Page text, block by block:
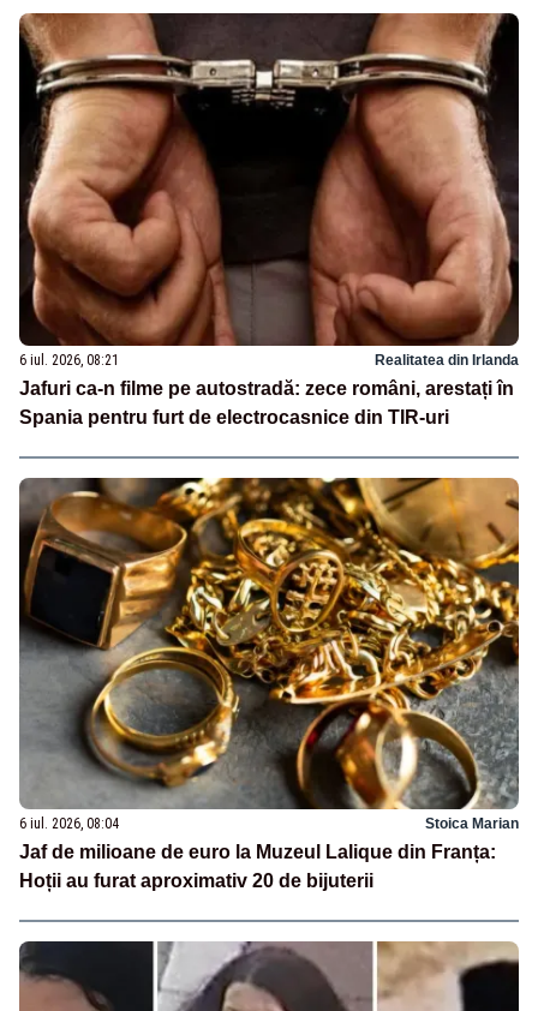
6 iul. 2026, 08:21 Realitatea din Irlanda
Jafuri ca-n filme pe autostradă: zece români, arestați în
Spania pentru furt de electrocasnice din TIR-uri
6 iul. 2026, 08:04 Stoica Marian
Jaf de milioane de euro la Muzeul Lalique din Franța:
Hoții au furat aproximativ 20 de bijuterii